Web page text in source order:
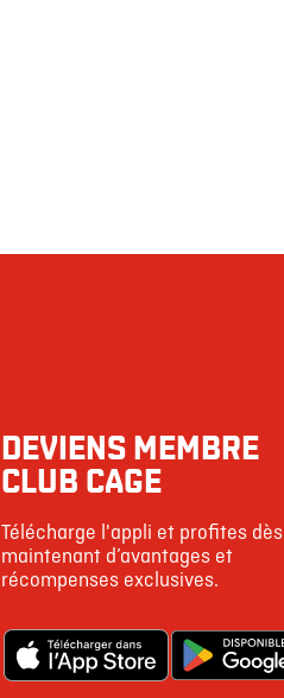
DEVIENS MEMBRE
CLUB CAGE
Télécharge l'appli et profites dès
maintenant d’avantages et
récompenses exclusives.